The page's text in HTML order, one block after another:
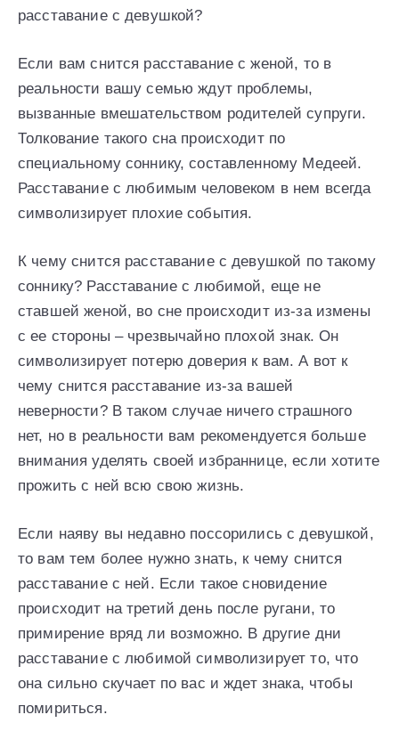
расставание с девушкой?
Если вам снится расставание с женой, то в
реальности вашу семью ждут проблемы,
вызванные вмешательством родителей супруги.
Толкование такого сна происходит по
специальному соннику, составленному Медеей.
Расставание с любимым человеком в нем всегда
символизирует плохие события.
К чему снится расставание с девушкой по такому
соннику? Расставание с любимой, еще не
ставшей женой, во сне происходит из-за измены
с ее стороны – чрезвычайно плохой знак. Он
символизирует потерю доверия к вам. А вот к
чему снится расставание из-за вашей
неверности? В таком случае ничего страшного
нет, но в реальности вам рекомендуется больше
внимания уделять своей избраннице, если хотите
прожить с ней всю свою жизнь.
Если наяву вы недавно поссорились с девушкой,
то вам тем более нужно знать, к чему снится
расставание с ней. Если такое сновидение
происходит на третий день после ругани, то
примирение вряд ли возможно. В другие дни
расставание с любимой символизирует то, что
она сильно скучает по вас и ждет знака, чтобы
помириться.